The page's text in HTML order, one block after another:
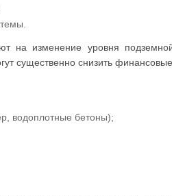
на изменение уровня
существенно снизить
водоплотные бетоны);